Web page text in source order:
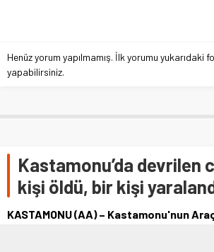
Henüz yorum yapılmamış. İlk yorumu yukarıdaki
yapabilirsiniz.
Kastamonu’da devrilen
kişi öldü, bir kişi
KASTAMONU (AA) – Kastamonu'nun